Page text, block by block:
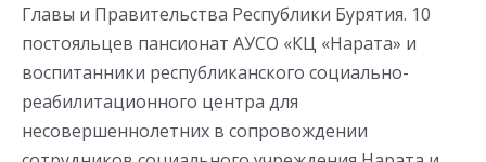
Главы и Правительства Республики Бурятия. 10
постояльцев пансионат АУСО «КЦ «Нарата» и
воспитанники республиканского социально-
реабилитационного центра для
несовершеннолетних в сопровождении